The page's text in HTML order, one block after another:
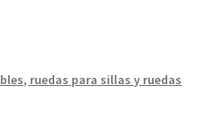
ruedas para sillas y ruedas